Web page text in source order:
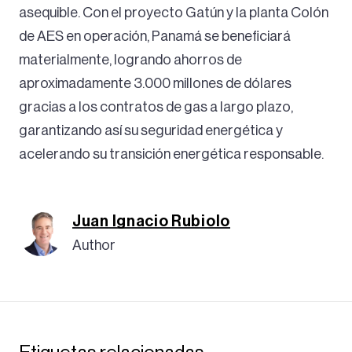
asequible. Con el proyecto Gatún y la planta Colón
de AES en operación, Panamá se beneficiará
materialmente, logrando ahorros de
aproximadamente 3.000 millones de dólares
gracias a los contratos de gas a largo plazo,
garantizando así su seguridad energética y
acelerando su transición energética responsable.
Juan Ignacio Rubiolo
Author